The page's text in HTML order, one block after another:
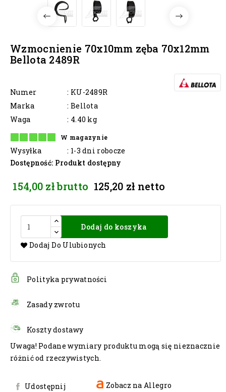
Wzmocnienie 70x10mm zęba 70x12mm
Bellota 2489R
Numer
: KU-2489R
Marka
: Bellota
Waga
: 4.40 kg
W magazynie
Wysyłka
: 1-3 dni robocze
Dostępność: Produkt dostępny
154,00 zł brutto 125,20 zł netto
Dodaj do koszyka
Dodaj Do Ulubionych
Polityka prywatności
Zasady zwrotu
Koszty dostawy
Uwaga! Podane wymiary produktu mogą się nieznacznie
różnić od rzeczywistych.
Zobacz na Allegro
Udostępnij